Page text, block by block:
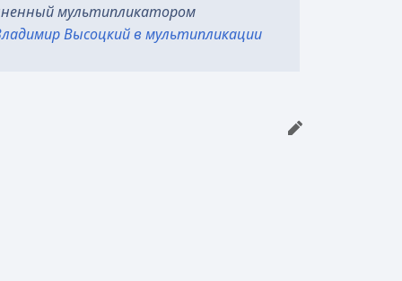
мультипликатором
Высоцкий в мультипликации